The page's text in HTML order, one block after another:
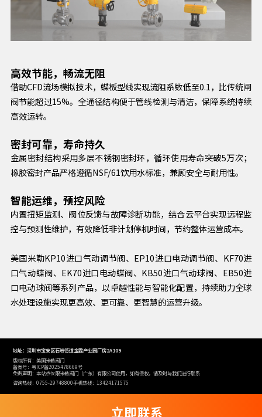
高效节能，畅流无阻
借助CFD流场模拟技术，蝶板型线实现流阻系数低至0.1，比传统闸
阀节能超过15%。全通径结构便于管线检测与清洁，保障系统持续
高效运转。
密封可靠，寿命持久
金属密封结构采用多层不锈钢密封环，循环使用寿命突破5万次；
橡胶密封产品严格遵循NSF/61饮用水标准，兼顾安全与耐用性。
智能运维，预控风险
内置扭矩监测、阀位反馈与故障诊断功能，结合云平台实现远程监
控与预测性维护，有效降低非计划停机时间，节约整体运营成本。
美国米勒KP10进口气动调节阀、EP10进口电动调节阀、KF70进
口气动蝶阀、EK70进口电动蝶阀、KB50进口气动球阀、EB50进
口电动球阀等系列产品，以卓越性能与智能化配置，持续助力全球
水处理设施实现更高效、更可靠、更智慧的运营升级。
地址：深圳市宝安区石岩街道金霆产业园厂房2A109
版权所有：美国米勒阀门
备案号：粤ICP备2025478669号
免责声明：本站点仅限米勒阀门（广东）有限公司使用，如有侵权，请及时与我们进行联系
咨询热线：0755-29748800手机热线：13424171575
立即联系